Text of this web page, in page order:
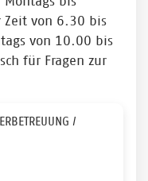
Zeit von 6.30 bis
von 10.00 bis
für Fragen zur
/